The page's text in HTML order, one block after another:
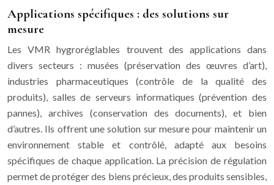
Applications spécifiques : des solutions sur
mesure
Les VMR hygroréglables trouvent des applications dans
divers secteurs : musées (préservation des œuvres d’art),
industries pharmaceutiques (contrôle de la qualité des
produits), salles de serveurs informatiques (prévention des
pannes), archives (conservation des documents), et bien
d’autres. Ils offrent une solution sur mesure pour maintenir un
environnement stable et contrôlé, adapté aux besoins
spécifiques de chaque application. La précision de régulation
permet de protéger des biens précieux, des produits sensibles,